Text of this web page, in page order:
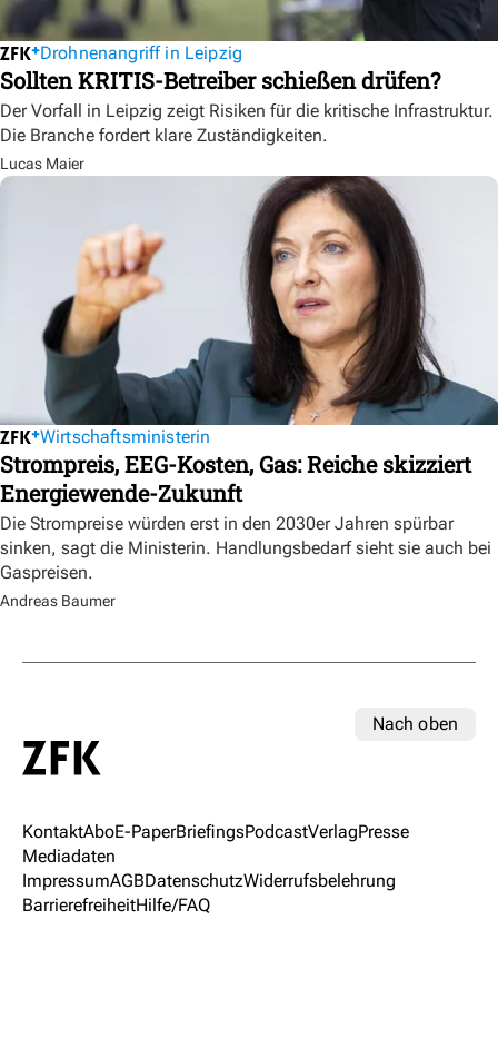
Drohnenangriff in Leipzig
Sollten KRITIS-Betreiber schießen drüfen?
Der Vorfall in Leipzig zeigt Risiken für die kritische Infrastruktur.
Die Branche fordert klare Zuständigkeiten.
Lucas Maier
Wirtschaftsministerin
Strompreis, EEG-Kosten, Gas: Reiche skizziert
Energiewende-Zukunft
Die Strompreise würden erst in den 2030er Jahren spürbar
sinken, sagt die Ministerin. Handlungsbedarf sieht sie auch bei
Gaspreisen.
Andreas Baumer
Nach oben
KontaktAboE-PaperBriefingsPodcastVerlagPresse
Mediadaten
ImpressumAGBDatenschutzWiderrufsbelehrung
BarrierefreiheitHilfe/FAQ